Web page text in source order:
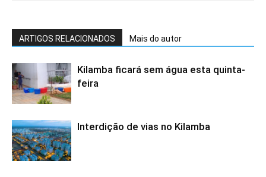
ARTIGOS RELACIONADOS Mais do autor
Kilamba ficará sem água esta quinta-
feira
Interdição de vias no Kilamba